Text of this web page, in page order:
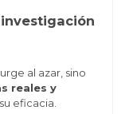
al azar, sino
reales y
eficacia.